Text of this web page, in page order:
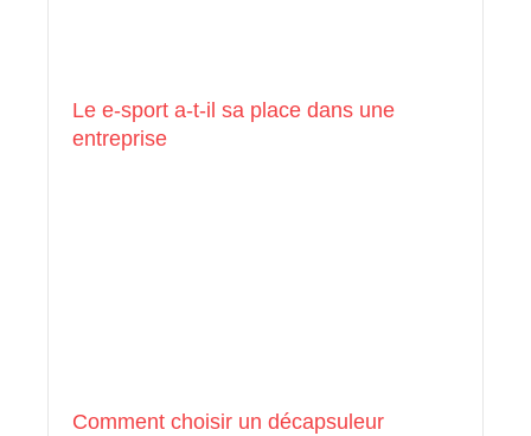
Le e-sport a-t-il sa place dans une
entreprise
Comment choisir un décapsuleur